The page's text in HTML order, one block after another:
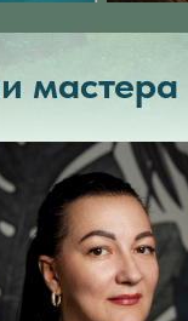
мастера